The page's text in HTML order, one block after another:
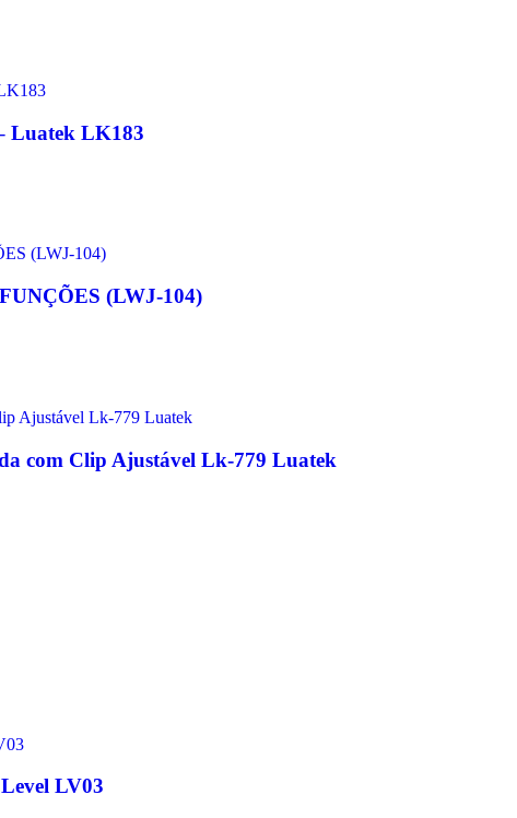
Luatek LK183
(LWJ-104)
com Clip Ajustável Lk-779 Luatek
LV03